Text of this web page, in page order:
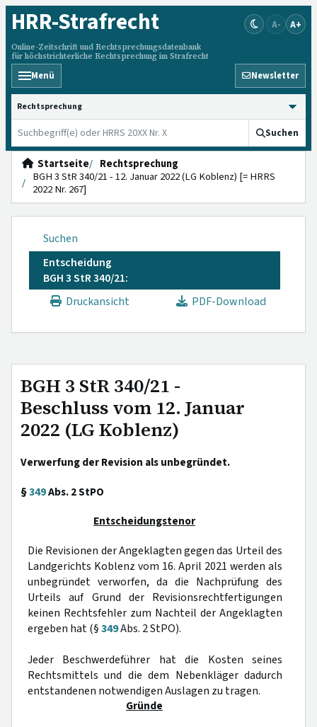
HRR-Strafrecht
Online-Zeitschrift und Rechtsprechungsdatenbank
für höchstrichterliche Rechtsprechung im Strafrecht
A- A+
Menü Newsletter
HRRS durchsuchen
Suchen
Startseite
Rechtsprechung
BGH 3 StR 340/21 - 12. Januar 2022 (LG Koblenz) [= HRRS
2022 Nr. 267]
Suchen
Entscheidung
BGH 3 StR 340/21:
Druckansicht
PDF-Download
BGH 3 StR 340/21 -
Beschluss vom 12. Januar
2022 (LG Koblenz)
Verwerfung der Revision als unbegründet.
§349Abs. 2 StPO
Entscheidungstenor
Die Revisionen der Angeklagten gegen das Urteil des
Landgerichts Koblenz vom 16. April 2021 werden als
unbegründet verworfen, da die Nachprüfung des
Urteils auf Grund der Revisionsrechtfertigungen
keinen Rechtsfehler zum Nachteil der Angeklagten
ergeben hat (§349Abs. 2 StPO).
Jeder Beschwerdeführer hat die Kosten seines
Rechtsmittels und die dem Nebenkläger dadurch
entstandenen notwendigen Auslagen zu tragen.
Gründe